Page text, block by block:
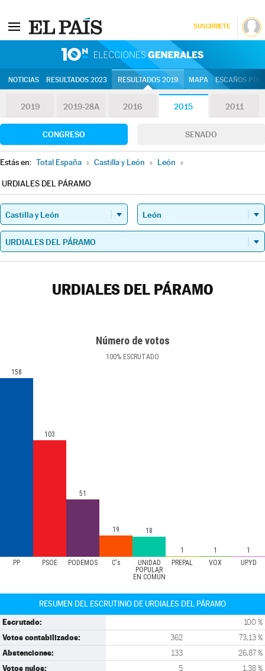
SUSCRÍBETE
NOTICIAS RESULTADOS 2023 RESULTADOS 2019 MAPA ESCAÑOS
2019 2019-28A 2016 2015 2011
CONGRESO SENADO
Estás en: Total España » Castilla y León » León »
URDIALES DEL PÁRAMO
URDIALES DEL PÁRAMO
Número de votos
100% ESCRUTADO
PP PSOE PODEMOS C's
UNIDAD
POPULAR
EN COMÚN
PREPAL VOX UPYD
158
103
51
19 18
1 1 1
RESUMEN DEL ESCRUTINIO DE URDIALES DEL PÁRAMO
Escrutado: 100 %
Votos contabilizados: 362 73,13 %
Abstenciones: 133 26,87 %
Votos nulos: 5 1,38 %